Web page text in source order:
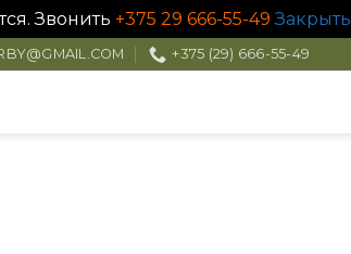
Звонить +375 29 666-55-49 Закрыть
+375 (29) 666-55-49